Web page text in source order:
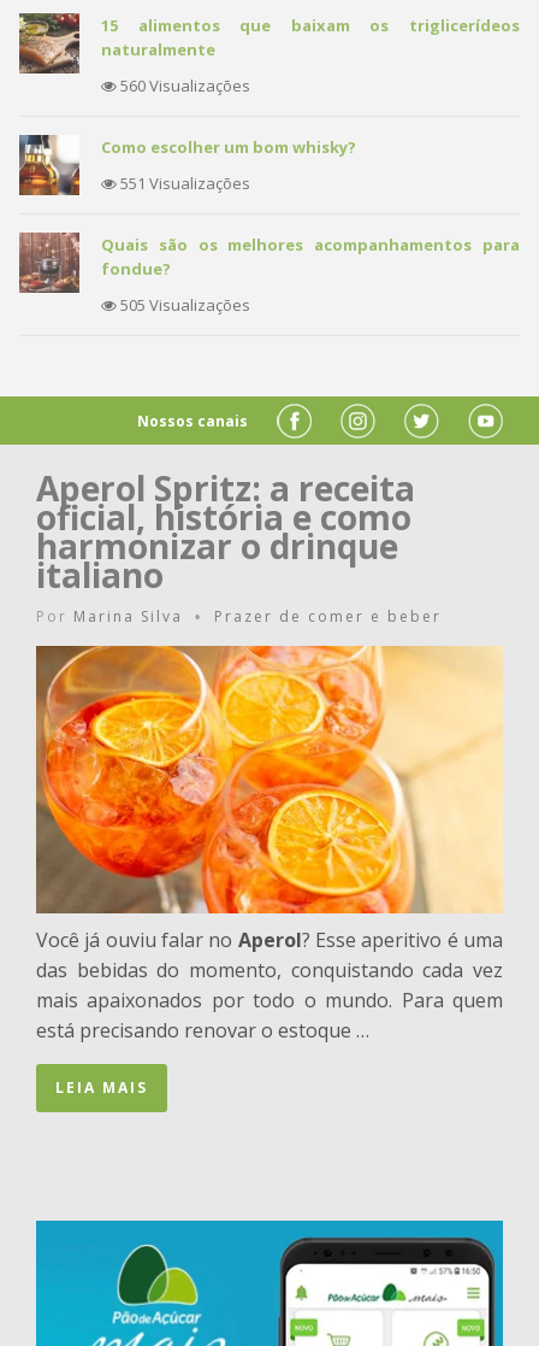
15 alimentos que baixam os triglicerídeos
naturalmente
560 Visualizações
Como escolher um bom whisky?
551 Visualizações
Quais são os melhores acompanhamentos para
fondue?
505 Visualizações
Nossos canais
Aperol Spritz: a receita
oficial, história e como
harmonizar o drinque
italiano
Por Marina Silva • Prazer de comer e beber
Você já ouviu falar no Aperol? Esse aperitivo é uma
das bebidas do momento, conquistando cada vez
mais apaixonados por todo o mundo. Para quem
está precisando renovar o estoque …
LEIA MAIS